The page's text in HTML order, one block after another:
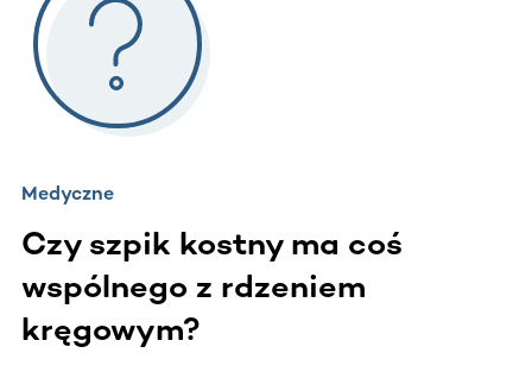
Medyczne
Czy szpik kostny ma coś
wspólnego z rdzeniem
kręgowym?